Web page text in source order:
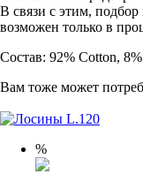
В связи с этим,
возможен только в
Состав: 92% Cotton,
Вам тоже может
%